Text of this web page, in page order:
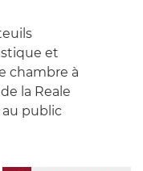
et
chambre à
la Reale
au public